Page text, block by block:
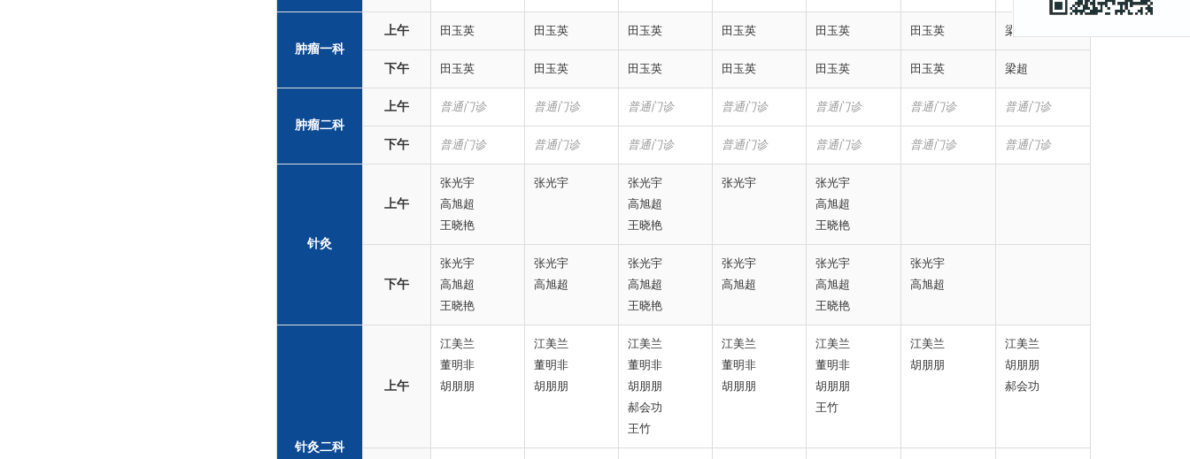
肿瘤一科
上午 田玉英 田玉英 田玉英 田玉英 田玉英 田玉英 梁超
下午 田玉英 田玉英 田玉英 田玉英 田玉英 田玉英 梁超
肿瘤二科
上午 普通门诊 普通门诊 普通门诊 普通门诊 普通门诊 普通门诊 普通门诊
下午 普通门诊 普通门诊 普通门诊 普通门诊 普通门诊 普通门诊 普通门诊
针灸
上午
张光宇
高旭超
王晓艳
张光宇
张光宇
高旭超
王晓艳
张光宇
张光宇
高旭超
王晓艳
下午
张光宇
高旭超
王晓艳
张光宇
高旭超
张光宇
高旭超
王晓艳
张光宇
高旭超
张光宇
高旭超
王晓艳
张光宇
高旭超
针灸二科
上午
江美兰
董明非
胡朋朋
江美兰
董明非
胡朋朋
江美兰
董明非
胡朋朋
郝会功
王竹
江美兰
董明非
胡朋朋
江美兰
董明非
胡朋朋
王竹
江美兰
胡朋朋
江美兰
胡朋朋
郝会功